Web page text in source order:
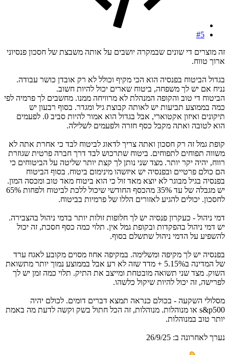
#5
זה מוצרים די שונים שבמקרה יושבים על אותה משבצת של חסכון פנסיוני
ארוך טווח.
בגדול הביטוח בפנסיה הוא הכי מקיף וכולל לא רק אובדן כושר עבודה.
נניח אם יש לך משפחה, ביטוח שארים יכול להיות חשוב.
הביטוח די טוב והקופה המנהלת לא מרוויחה ממנו. מחשבים לך פרמיה לפי
כמה בממוצע תביעות יש לאותה קבוצת גיל ומגדר. בסוף רבעון יש
תיקונים ואיזון אקטוארי, אבל בגדול הוא אמור להיות סביב 0. לפעמים
הוא לטובה ואתה מקבל כסף חזרה ולפעמים לשלילה.
קופת גמל זה רק חסכון ואתה צריך לדאוג לביטוח לבד כי אחרת אתה לא
משווה תפוחים לתפוחים. ביטוח שתרכוש לבד דרך חברה פרטית שגוזרת
רווח, יהיה יקר יותר. מצד שני נותן לך קצת יותר שליטה על הביטוחים כי
הם כולם פרטיים ובפנסיה יש איזשהו מינימום ביטוח. בסוף הביטוח
בפנסיה בגיל מבוגר לא יוצא מאד זול כי הוא ביטוח מאד טוב ומכסה המון.
יש מגבלה של עד 35% מהכסף החודשי שיכול ללכת לביטוח ולפחות 65%
לחסכון. יכולים להגיע לאזורים הללו של פרמיות בביטוח.
דמי ניהול - כעקרון פנסיה יש לך חלופות זולות יותר בדמי ניהול בהצבירה.
יש דמי ניהול בהפקדות ובקופת גמל אין. תלוי כמה כסף חסכת, זה יכול
להשפיע על הדמי ניהול שתשלם בסוף.
בפנסיה יש לך מקיפה ומשלימה. במקיפה אחוז מסוים מקובע לאגח ערד
של המדינה ב5.15% + מדד שזה לא רע אבל בממוצע נמוך יותר מתשואת
השוק. מצד שני תשואה מובטחת ומייצב את התיק. תלוי כמה זמן יש לך
לפרישה, זה יכול להיות שיקול כלשהו.
מסלולי השקעה - בכולם כנראה תמצא דברים דומים. לכולם יהיה
s&p500 או מנוהלות. מנוהלות, זה הכל חתול בשק וקשה לדעת מה באמת
יותר טוב במנוהלות.
נערך לאחרונה ב: 26/9/25